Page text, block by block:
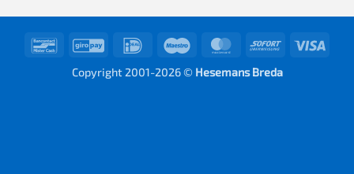
BancontactGiroPay IDeal Maestro MasterCardSofort
Copyright 2001-2026 © Hesemans Breda